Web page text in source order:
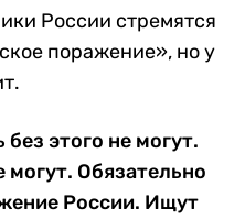
России стремятся
поражение», но у
этого не могут.
могут. Обязательно
России. Ищут